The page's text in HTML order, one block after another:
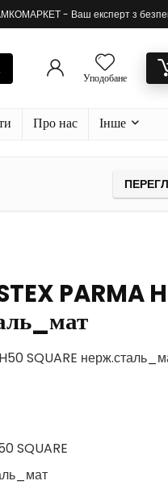
- Ваш експерт з
Уподобане
Про нас Інше
PARMA
SQUARE
SQUARE